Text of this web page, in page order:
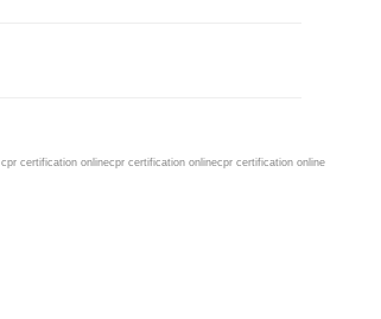
cpr certification onlinecpr certification onlinecpr certification online